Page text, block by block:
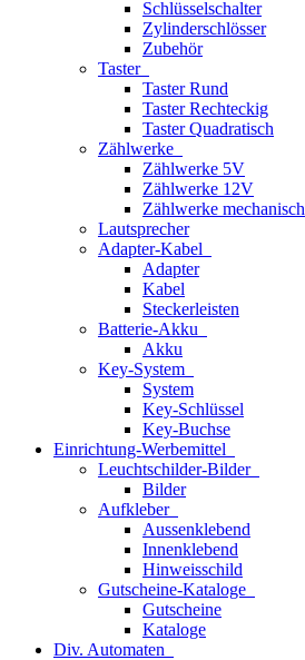
Schlüsselschalter
Zylinderschlösser
Zubehör
Taster
Taster Rund
Taster Rechteckig
Taster Quadratisch
Zählwerke
Zählwerke 5V
Zählwerke 12V
Zählwerke mechanisch
Lautsprecher
Adapter-Kabel
Adapter
Kabel
Steckerleisten
Batterie-Akku
Akku
Key-System
System
Key-Schlüssel
Key-Buchse
Einrichtung-Werbemittel
Leuchtschilder-Bilder
Bilder
Aufkleber
Aussenklebend
Innenklebend
Hinweisschild
Gutscheine-Kataloge
Gutscheine
Kataloge
Div. Automaten